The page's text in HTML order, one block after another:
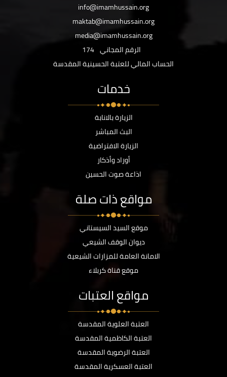
info@imamhussain.org
maktab@imamhussain.org
media@imamhussain.org
الرقم المجاني 174
الحساب المالي للعتبة الحسينية المقدسة
خدمات
الزيارة بالانابة
البث المباشر
الزيارة الافتراضية
أوراد وأذكار
اذاعة صوت الحسين
مواقع ذات صلة
موقع السيد السيستاني
ديوان الوقف الشيعي
الامانة العامة للمزارات الشيعية
موقع قناة كربلاء
مواقع العتبات
العتبة العلوية المقدسة
العتبة الكاظمية المقدسة
العتبة الرضوية المقدسة
العتبة العسكرية المقدسة